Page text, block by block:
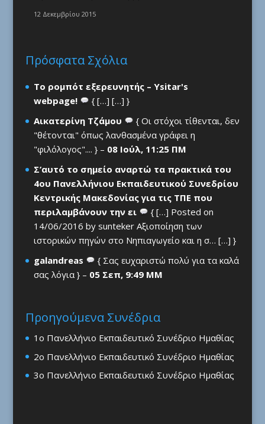
12 Δεκεμβρίου 2015
Πρόσφατα Σχόλια
Το ρομπότ εξερευνητής – Ysitar's
webpage!
{ […] […] }
Αικατερίνη Τζάμου
{ Οι στόχοι τίθενται, δεν
"θέτονται" όπως λανθασμένα γράφει η
"φιλόλογος".... } – 08 Ιούλ, 11:25 ΠΜ
Σ’αυτό το σημείο αναρτώ τα πρακτικά του
4ου Πανελλήνιου Εκπαιδευτικού Συνεδρίου
Κεντρικής Μακεδονίας για τις ΤΠΕ που
περιλαμβάνουν την ει
{ […] Posted on
14/06/2016 by sunteker Αξιοποίηση των
ιστορικών πηγών στο Νηπιαγωγείο και η σ… […] }
galandreas
{ Σας ευχαριστώ πολύ για τα καλά
σας λόγια } – 05 Σεπ, 9:49 ΜΜ
Προηγούμενα Συνέδρια
1ο Πανελλήνιο Εκπαιδευτικό Συνέδριο Ημαθίας
2ο Πανελλήνιο Εκπαιδευτικό Συνέδριο Ημαθίας
3ο Πανελλήνιο Εκπαιδευτικό Συνέδριο Ημαθίας